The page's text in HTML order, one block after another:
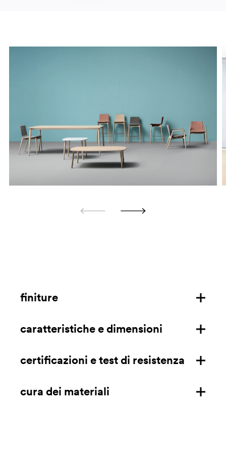
finiture
struttura in frassino
caratteristiche e dimensioni
caratteristiche
dimensioni mm/in
certificazioni e test di resistenza
certificazioni
cura dei materiali